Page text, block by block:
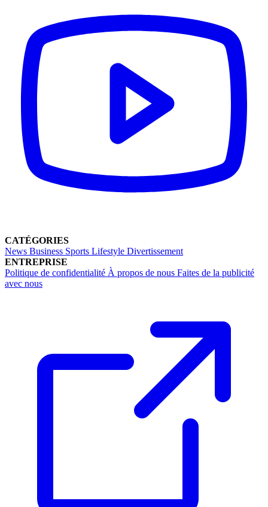
CATÉGORIES
News Business Sports Lifestyle Divertissement
ENTREPRISE
Politique de confidentialité À propos de nous Faites de la publicité
avec nous